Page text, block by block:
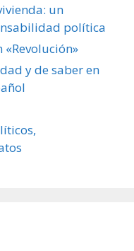
un
política
y de saber en